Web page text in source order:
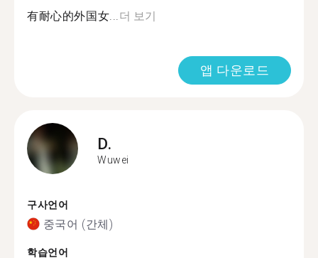
有耐心的外国女...더 보기
앱 다운로드
D.
Wuwei
구사언어
중국어 (간체)
학습언어